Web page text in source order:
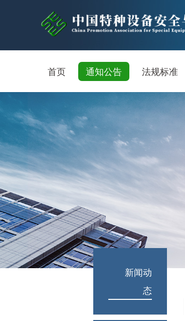
首页 通知公告 法规标准
新闻动
态